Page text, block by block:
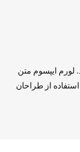
لورم ایپسوم متن
از طراحان